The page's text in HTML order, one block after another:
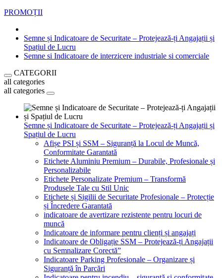
PROMOȚII
Semne și Indicatoare de Securitate – Protejează-ți Angajații și
Spațiul de Lucru
Semne si Indicatoare de interzicere industriale si comerciale
CATEGORII
all categories
all categories
Semne și Indicatoare de Securitate – Protejează-ți Angajații și
Spațiul de Lucru
Afișe PSI și SSM – Siguranță la Locul de Muncă,
Conformitate Garantată
Etichete Aluminiu Premium – Durabile, Profesionale și
Personalizabile
Etichete Personalizate Premium – Transformă
Produsele Tale cu Stil Unic
Etichete și Sigilii de Securitate Profesionale – Protecție
și Încredere Garantată
indicatoare de avertizare rezistente pentru locuri de
muncă
Indicatoare de informare pentru clienți și angajați
Indicatoare de Obligație SSM – Protejează-ți Angajații
cu Semnalizare Corectă”
Indicatoare Parking Profesionale – Organizare și
Siguranță în Parcări